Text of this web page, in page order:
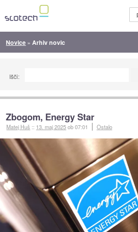
Novice » Arhiv novic
Išči:
Zbogom, Energy Star
Matej Huš :: 13. maj 2025ob 07:01 Ostalo